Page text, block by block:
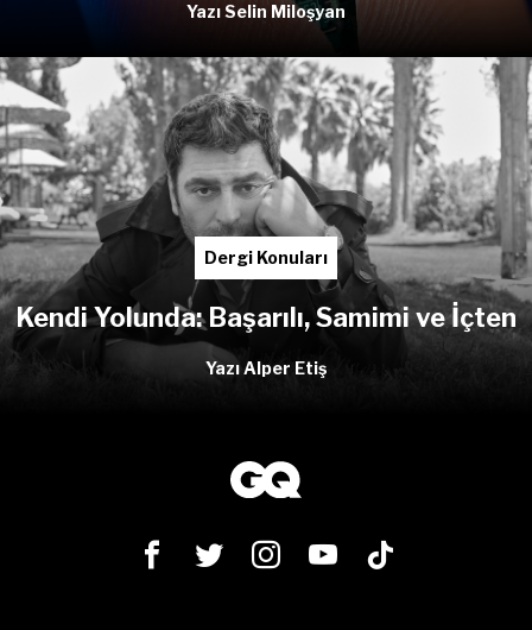
Yazı Selin Miloşyan
Dergi Konuları
Kendi Yolunda: Başarılı, Samimi ve İçten
Yazı Alper Etiş